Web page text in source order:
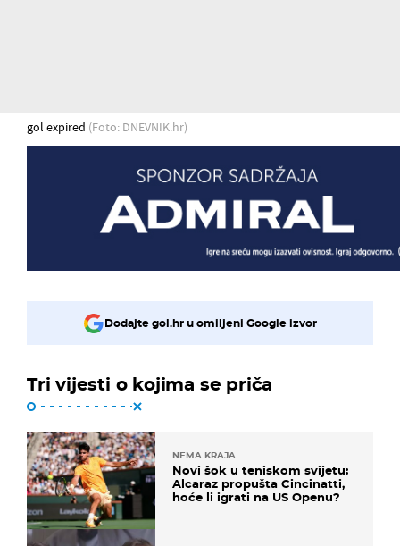
gol expired (Foto: DNEVNIK.hr)
Dodajte gol.hr u omiljeni Google izvor
Tri vijesti o kojima se priča
NEMA KRAJA
Novi šok u teniskom svijetu:
Alcaraz propušta Cincinatti,
hoće li igrati na US Openu?